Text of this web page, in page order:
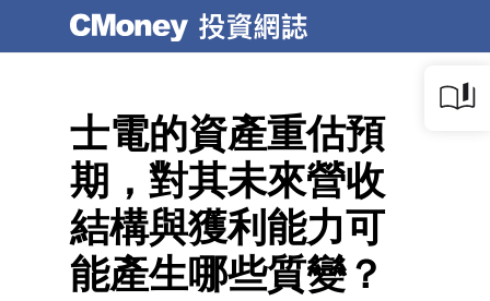
士電的資產重估預
期，對其未來營收
結構與獲利能力可
能產生哪些質變？